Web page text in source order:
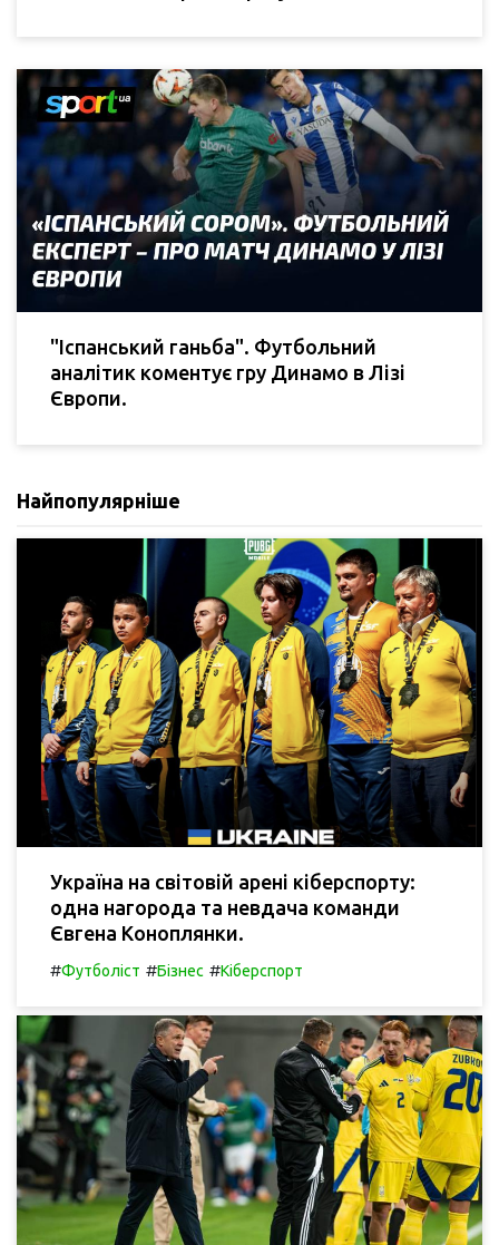
"Іспанський ганьба". Футбольний
аналітик коментує гру Динамо в Лізі
Європи.
Найпопулярніше
Україна на світовій арені кіберспорту:
одна нагорода та невдача команди
Євгена Коноплянки.
#Футболіст #Бізнес #Кіберспорт